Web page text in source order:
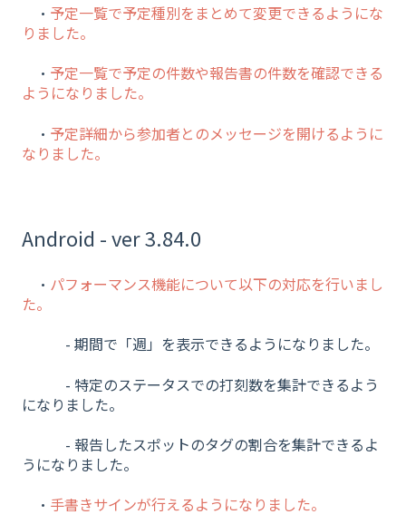
・ 予定一覧で予定種別をまとめて変更できるようにな
りました。
・ 予定一覧で予定の件数や報告書の件数を確認できる
ようになりました。
・ 予定詳細から参加者とのメッセージを開けるように
なりました。
Android - ver 3.84.0
・ パフォーマンス機能について以下の対応を行いまし
た。
- 期間で「週」を表示できるようになりました。
- 特定のステータスでの打刻数を集計できるよう
になりました。
- 報告したスポットのタグの割合を集計できるよ
うになりました。
・ 手書きサインが行えるようになりました。